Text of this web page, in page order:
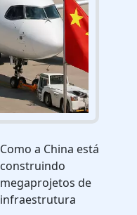
Como a China está
construindo
megaprojetos de
infraestrutura